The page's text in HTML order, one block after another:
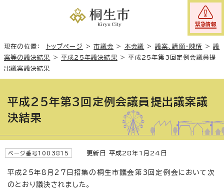
緊急情報
現在の位置： トップページ >市議会 > 本会議 > 議案、請願・陳情 >議
案等の議決結果
>平成25年議決結果 >平成25年第3回定例会議員提
出議案議決結果
平成25年第3回定例会議員提出議案議
決結果
ページ番号1003815 更新日 平成28年1月24日
平成25年8月27日招集の桐生市議会第3回定例会において次
のとおり議決されました。